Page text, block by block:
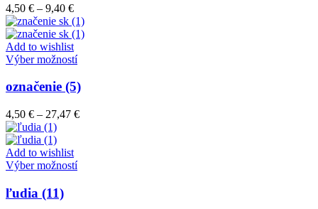
Možnosti
si
môžete
vybrať
na
stránke
produktu.
4,50 € – 9,40 €Price
range:
4,50 €
through
9,40 €
Add to wishlist
Výber možnostíTento
má
viacero
variantov.
vybrať
na
označenie (5)
4,50 € – 27,47 €Price
Add to wishlist
Výber možnostíTento
ľudia (11)